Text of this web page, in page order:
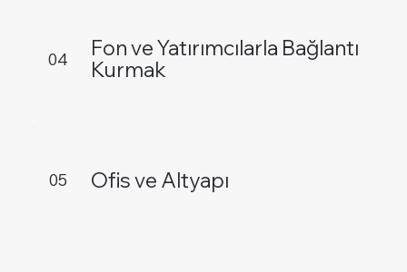
04
Fon ve Yatırımcılarla Bağlantı
Kurmak
05 Ofis ve Altyapı